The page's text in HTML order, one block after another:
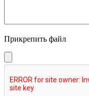
Прикрепить файл